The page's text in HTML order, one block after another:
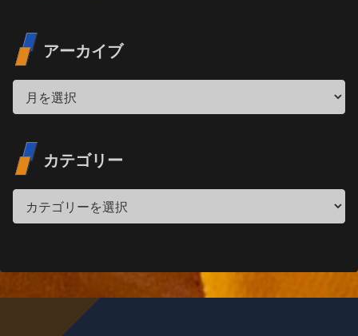
アーカイブ
カテゴリー